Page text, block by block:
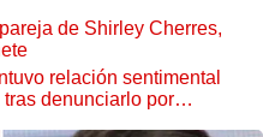
de Shirley Cherres,
relación sentimental
denunciarlo por